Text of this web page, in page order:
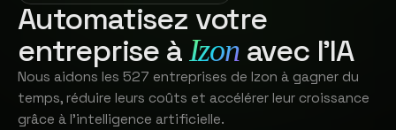
Automatisez votre
entreprise à Izonavec l'IA
Nous aidons les 527 entreprises de Izon à gagner du
temps, réduire leurs coûts et accélérer leur croissance
grâce à l'intelligence artificielle.